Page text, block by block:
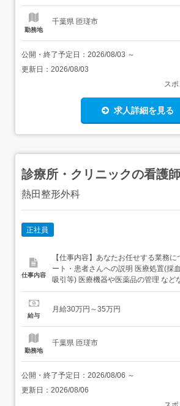
勤務地
千葉県 匝瑳市
公開・終了予定日： 2026/08/03 ～
更新日： 2026/08/03
ス
求人詳細を見る
診療所・クリニックの看護師
熱田整形外科
正社員
仕事内容
【仕事内容】あなたお任せする業務について! V
ート・患者さんへの説明 医療処置(採
吸引等) 医療機器や医薬品の管理 な
般をお任せいたします!<皆様の転職活
ない条件を教えて下さい!人間関係、休
給与
月給30万円～35万円
勤務地
千葉県 匝瑳市
公開・終了予定日： 2026/08/06 ～
更新日： 2026/08/06